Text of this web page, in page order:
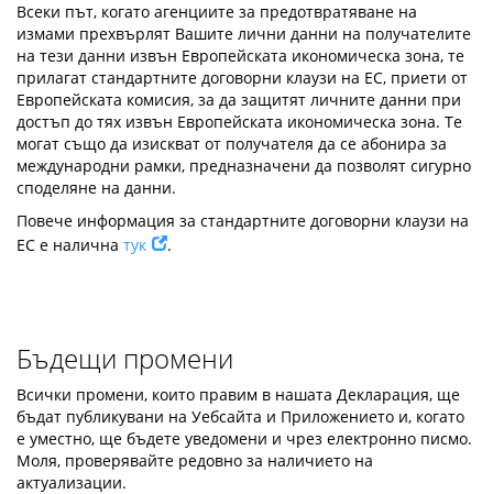
Всеки път, когато агенциите за предотвратяване на
измами прехвърлят Вашите лични данни на получателите
на тези данни извън Европейската икономическа зона, те
прилагат стандартните договорни клаузи на ЕС, приети от
Европейската комисия, за да защитят личните данни при
достъп до тях извън Европейската икономическа зона. Те
могат също да изискват от получателя да се абонира за
международни рамки, предназначени да позволят сигурно
споделяне на данни.
Повече информация за стандартните договорни клаузи на
ЕС е налична тук .
Бъдещи промени
Всички промени, които правим в нашата Декларация, ще
бъдат публикувани на Уебсайта и Приложението и, когато
е уместно, ще бъдете уведомени и чрез електронно писмо.
Моля, проверявайте редовно за наличието на
актуализации.